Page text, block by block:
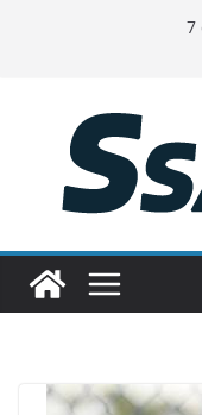
conteúdo
7